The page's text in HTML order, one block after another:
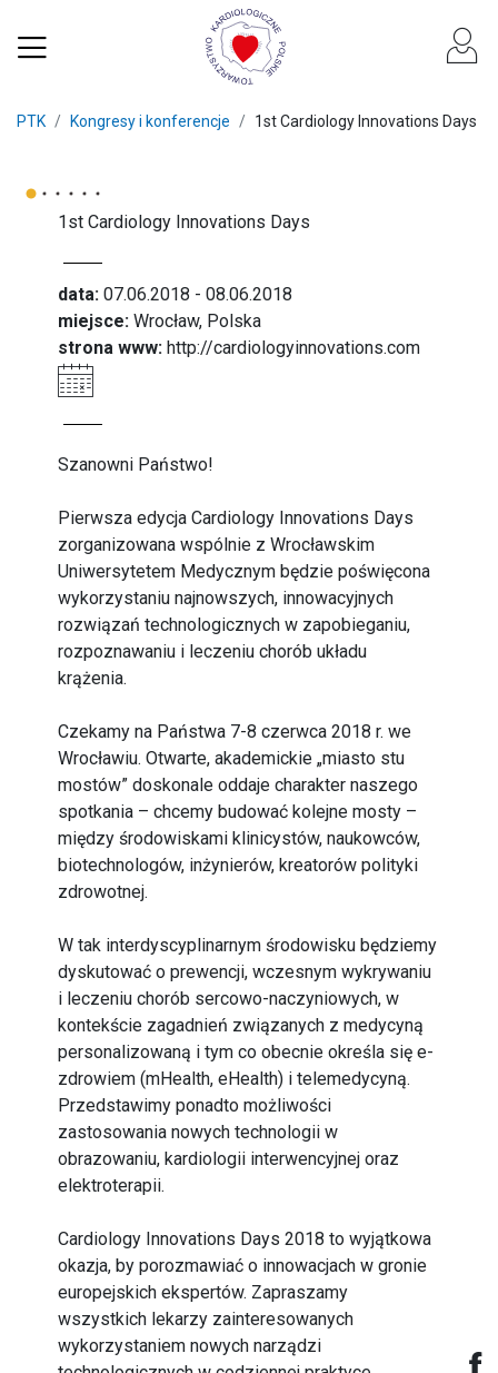
PTK Kongresy i konferencje 1st Cardiology Innovations Days
1st Cardiology Innovations Days
data: 07.06.2018 - 08.06.2018
miejsce: Wrocław, Polska
strona www: http://cardiologyinnovations.com
Szanowni Państwo!
Pierwsza edycja Cardiology Innovations Days
zorganizowana wspólnie z Wrocławskim
Uniwersytetem Medycznym będzie poświęcona
wykorzystaniu najnowszych, innowacyjnych
rozwiązań technologicznych w zapobieganiu,
rozpoznawaniu i leczeniu chorób układu
krążenia.
Czekamy na Państwa 7-8 czerwca 2018 r. we
Wrocławiu. Otwarte, akademickie „miasto stu
mostów” doskonale oddaje charakter naszego
spotkania – chcemy budować kolejne mosty –
między środowiskami klinicystów, naukowców,
biotechnologów, inżynierów, kreatorów polityki
zdrowotnej.
W tak interdyscyplinarnym środowisku będziemy
dyskutować o prewencji, wczesnym wykrywaniu
i leczeniu chorób sercowo-naczyniowych, w
kontekście zagadnień związanych z medycyną
personalizowaną i tym co obecnie określa się e-
zdrowiem (mHealth, eHealth) i telemedycyną.
Przedstawimy ponadto możliwości
zastosowania nowych technologii w
obrazowaniu, kardiologii interwencyjnej oraz
elektroterapii.
Cardiology Innovations Days 2018 to wyjątkowa
okazja, by porozmawiać o innowacjach w gronie
europejskich ekspertów. Zapraszamy
wszystkich lekarzy zainteresowanych
wykorzystaniem nowych narządzi